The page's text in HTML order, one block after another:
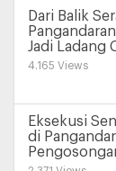
Dari Balik
Jadi Ladang
4.165 Views
Eksekusi
di